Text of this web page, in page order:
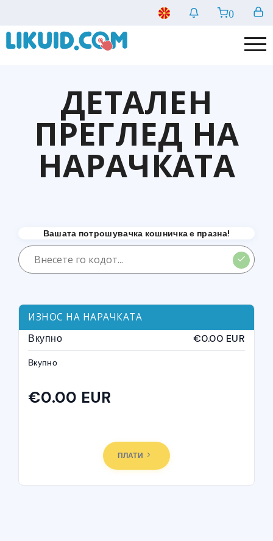
0
ДЕТАЛЕН
ПРЕГЛЕД НА
НАРАЧКАТА
Вашата потрошувачка кошничка е празна!
ИЗНОС НА НАРАЧКАТА
Вкупно
€0.00 EUR
Вкупно
€0.00 EUR
ПЛАТИ